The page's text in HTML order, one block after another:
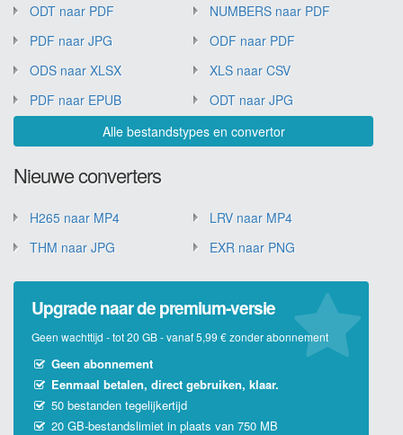
ODT naar PDF
NUMBERS naar PDF
PDF naar JPG
ODF naar PDF
ODS naar XLSX
XLS naar CSV
PDF naar EPUB
ODT naar JPG
Alle bestandstypes en convertor
Nieuwe converters
H265 naar MP4
LRV naar MP4
THM naar JPG
EXR naar PNG
Upgrade naar de premium-versie
Geen wachttijd - tot 20 GB - vanaf 5,99 € zonder abonnement
Geen abonnement
Eenmaal betalen, direct gebruiken, klaar.
50 bestanden tegelijkertijd
20 GB-bestandslimiet in plaats van 750 MB